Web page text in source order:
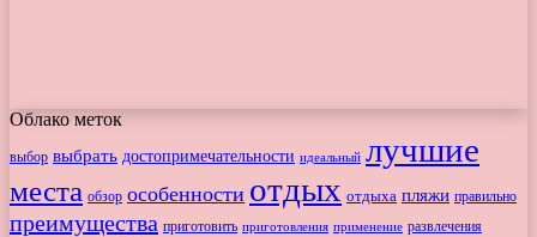
Облако меток
выбор выбрать достопримечательности идеальный лучшие
места обзор особенности отдых отдыха пляжи правильно
преимущества приготовить приготовления применение развлечения